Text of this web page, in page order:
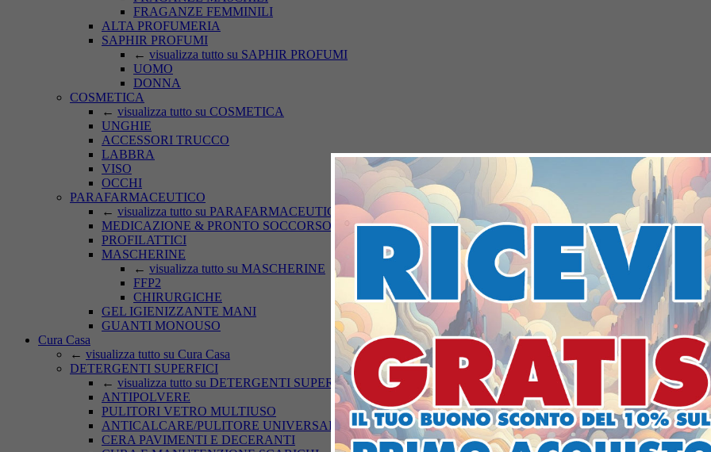
FRAGANZE FEMMINILI
ALTA PROFUMERIA
SAPHIR PROFUMI
← visualizza tutto su SAPHIR PROFUMI
UOMO
DONNA
COSMETICA
← visualizza tutto su COSMETICA
UNGHIE
ACCESSORI TRUCCO
LABBRA
VISO
OCCHI
PARAFARMACEUTICO
← visualizza tutto su PARAFARMACEUTICO
MEDICAZIONE & PRONTO SOCCORSO
PROFILATTICI
MASCHERINE
← visualizza tutto su MASCHERINE
FFP2
CHIRURGICHE
GEL IGIENIZZANTE MANI
GUANTI MONOUSO
Cura Casa
← visualizza tutto su Cura Casa
DETERGENTI SUPERFICI
← visualizza tutto su DETERGENTI SUPERFICI
ANTIPOLVERE
PULITORI VETRO MULTIUSO
ANTICALCARE/PULITORE UNIVERSALE
CERA PAVIMENTI E DECERANTI